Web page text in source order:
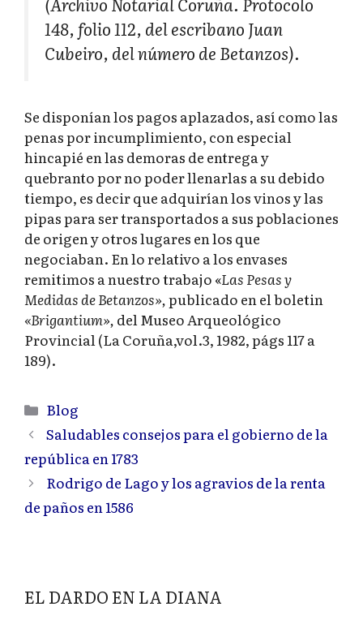
148, folio 112, del escribano Juan
Cubeiro, del número de Betanzos).
Se disponían los pagos aplazados, así como las
penas por incumplimiento, con especial
hincapié en las demoras de entrega y
quebranto por no poder llenarlas a su debido
tiempo, es decir que adquirían los vinos y las
pipas para ser transportados a sus poblaciones
de origen y otros lugares en los que
negociaban. En lo relativo a los envases
remitimos a nuestro trabajo «Las Pesas y
Medidas de Betanzos», publicado en el boletin
«Brigantium», del Museo Arqueológico
Provincial (La Coruña,vol.3, 1982, págs 117 a
189).
Categorías
Blog
Saludables consejos para el gobierno de la
república en 1783
Rodrigo de Lago y los agravios de la renta
de paños en 1586
EL DARDO EN LA DIANA